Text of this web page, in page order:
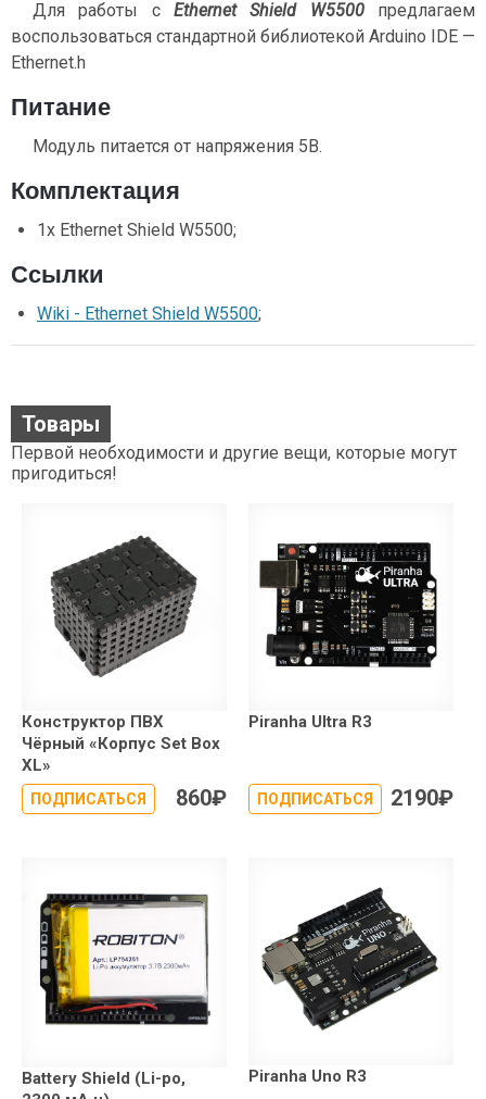
Для работы с Ethernet Shield W5500предлагаем
воспользоваться стандартной библиотекой Arduino IDE —
Ethernet.h
Питание
Модуль питается от напряжения 5В.
Комплектация
1х Ethernet Shield W5500;
Ссылки
Wiki - Ethernet Shield W5500;
Товары
Первой необходимости и другие вещи, которые могут
пригодиться!
Конструктор ПВХ
Чёрный «Корпус Set Box
XL»
ПОДПИСАТЬСЯ 860₽
Piranha Ultra R3
ПОДПИСАТЬСЯ 2190₽
Battery Shield (Li-po,
Piranha Uno R3